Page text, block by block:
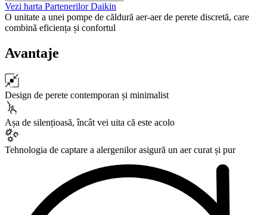
Vezi harta Partenerilor Daikin
O unitate a unei pompe de căldură aer-aer de perete discretă, care
combină eficiența și confortul
Avantaje
Design de perete contemporan și minimalist
Așa de silențioasă, încât vei uita că este acolo
Tehnologia de captare a alergenilor asigură un aer curat și pur